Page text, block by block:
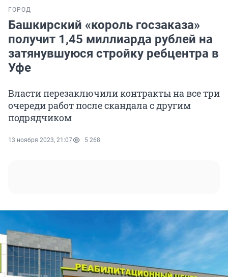
ГОРОД
Башкирский «король госзаказа»
получит 1,45 миллиарда рублей на
затянувшуюся стройку ребцентра в
Уфе
Власти перезаключили контракты на все три
очереди работ после скандала с другим
подрядчиком
13 ноября 2023, 21:07 5 268